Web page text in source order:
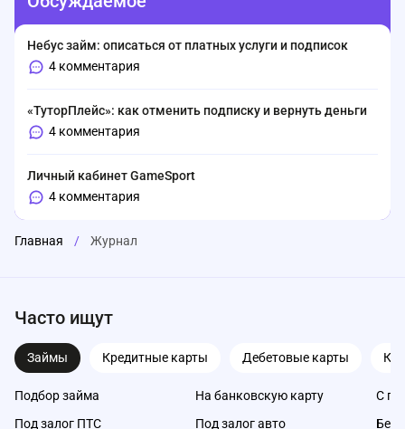
Небус займ: описаться от платных услуги и подписок
4 комментария
«ТуторПлейс»: как отменить подписку и вернуть деньги
4 комментария
Личный кабинет GameSport
4 комментария
Главная / Журнал
Часто ищут
Займы Кредитные карты Дебетовые карты
Подбор займа
Под залог ПТС
На банковскую карту
Под залог авто
С
Без